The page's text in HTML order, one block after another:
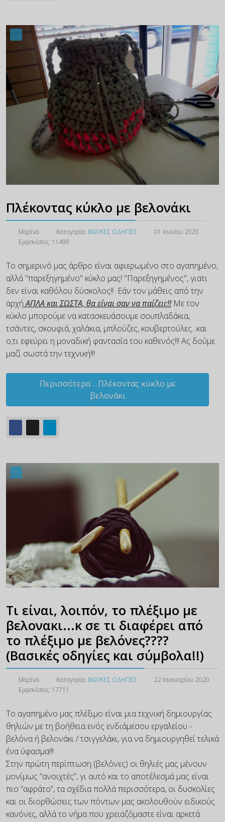
Πλέκοντας κύκλο με βελονάκι
Μαρίνα Κατηγορία: ΒΑΣΙΚΕΣ ΟΔΗΓΙΕΣ
01 Ιουνίου 2020
Εμφανίσεις: 11499
Το σημερινό μας άρθρο είναι αφιερωμένο στο αγαπημένο,
αλλά "παρεξηγημένο" κύκλο μας! "Παρεξηγημένος", γιατι
δεν είναι καθόλου δύσκολος!! Εάν τον μάθεις από την
αρχήΑΠΛΑ και ΣΩΣΤΑ, θα είναι σαν να παίζεις!!Με τον
κύκλο μπορούμε να κατασκευάσουμε σουπλαδάκια,
τσάντες, σκουφιά, χαλάκια, μπλούζες, κουβερτούλες...και
ο,τι εφεύρει η μοναδική φαντασία του καθενός!!! Ας δούμε
μαζί σωστά την τεχνική!!!
Περισσότερα …Πλέκοντας κύκλο με
βελονάκι
Τι είναι, λοιπόν, το πλέξιμο με
βελονακι...κ σε τι διαφέρει από
το πλέξιμο με βελόνες????
(Βασικές οδηγίες και σύμβολα!!)
Μαρίνα Κατηγορία: ΒΑΣΙΚΕΣ ΟΔΗΓΙΕΣ
22 Ιανουαρίου 2020
Εμφανίσεις: 17711
Το αγαπημένο μας πλέξιμο είναι μια τεχνική δημιουργίας
θηλιών με τη βοήθεια ενός ενδιάμεσου εργαλείου -
βελόνα ή βελονάκι / τσιγγελάκι, για να δημιουργηθεί τελικά
ένα ύφασμα!!!
Στην πρώτη περίπτωση (βελόνες) οι θηλιές μας μένουν
μονίμως “ανοιχτές”, γι αυτό και το αποτέλεσμά μας είναι
πιο “αφράτο”, τα σχέδια πολλά περισσότερα, οι δυσκολίες
και οι διορθώσεις των πόντων μας ακολουθούν ειδικούς
κανόνες, αλλά το νήμα που χρειαζόμαστε είναι αρκετά